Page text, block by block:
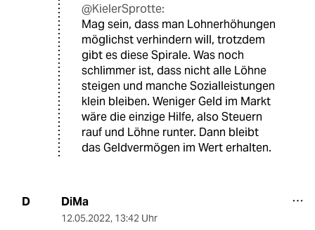
@KielerSprotte:
Mag sein, dass man Lohnerhöhungen
möglichst verhindern will, trotzdem
gibt es diese Spirale. Was noch
schlimmer ist, dass nicht alle Löhne
steigen und manche Sozialleistungen
klein bleiben. Weniger Geld im Markt
wäre die einzige Hilfe, also Steuern
rauf und Löhne runter. Dann bleibt
das Geldvermögen im Wert erhalten.
D DiMa
12.05.2022, 13:42 Uhr